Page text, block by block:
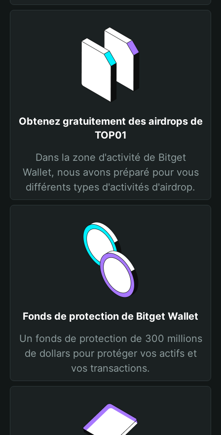
Obtenez gratuitement des airdrops de
TOP01
Dans la zone d'activité de Bitget
Wallet, nous avons préparé pour vous
différents types d'activités d'airdrop.
Fonds de protection de Bitget Wallet
Un fonds de protection de 300 millions
de dollars pour protéger vos actifs et
vos transactions.